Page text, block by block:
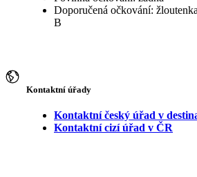
Doporučená očkování:
B
Kontaktní úřady
Kontaktní český úřad v
Kontaktní cizí úřad v ČR